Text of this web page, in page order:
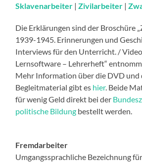
Sklavenarbeiter |Zivilarbeiter |
Die Erklärungen sind der Broschüre
1939-1945. Erinnerungen und
Interviews für den Unterricht. /
Lernsoftware – Lehrerheft“
Mehr Information über die DVD und
Begleitmaterial gibt es hier. Beide
für wenig Geld direkt bei der
politische Bildung bestellt werden.
Fremdarbeiter
Umgangssprachliche Bezeichnung für